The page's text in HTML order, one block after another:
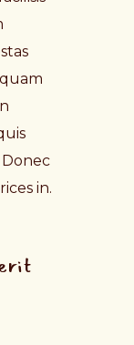
in.